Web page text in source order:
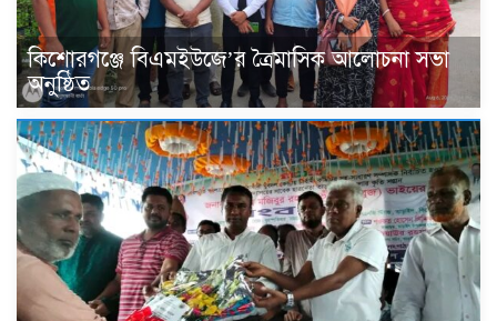
কিশোরগঞ্জে বিএমইউজে’র ত্রৈমাসিক আলোচনা সভা
অনুষ্ঠিত